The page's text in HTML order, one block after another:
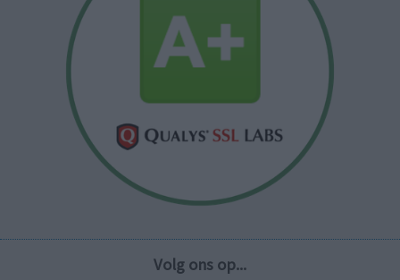
Volg ons op...